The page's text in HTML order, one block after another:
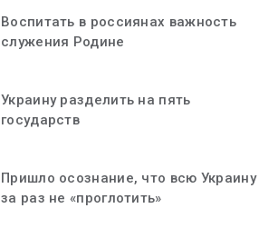
Воспитать в россиянах важность
служения Родине
Украину разделить на пять
государств
Пришло осознание, что всю Украину
за раз не «проглотить»